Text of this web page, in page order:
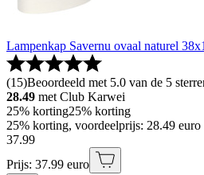
Lampenkap Savernu ovaal naturel
(15)Beoordeeld met 5.0 van de 5
28.49 met Club Karwei
25% korting25% korting
25% korting, voordeelprijs: 28.49
37.99
Prijs: 37.99 euro